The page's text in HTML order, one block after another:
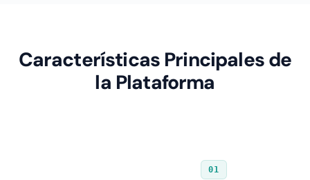
Características Principales de
la Plataforma
01